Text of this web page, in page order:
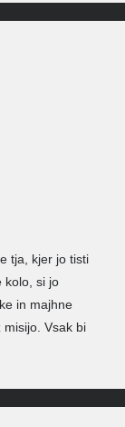
tja, kjer jo tisti
kolo, si jo
in majhne
misijo. Vsak bi